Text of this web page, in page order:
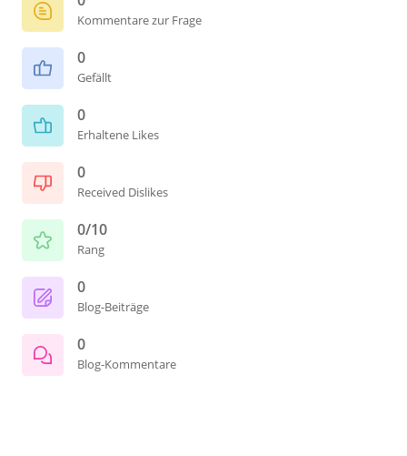
Kommentare zur Frage
0
Gefällt
0
Erhaltene Likes
0
Received Dislikes
0/10
Rang
0
Blog-Beiträge
0
Blog-Kommentare